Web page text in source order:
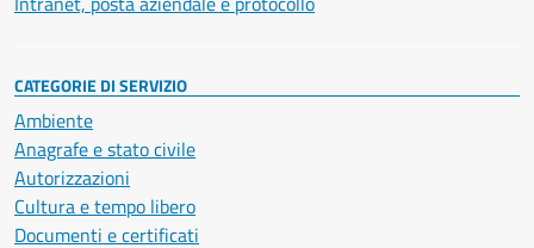
CATEGORIE DI SERVIZIO
Ambiente
Anagrafe e stato civile
Autorizzazioni
Cultura e tempo libero
Documenti e certificati